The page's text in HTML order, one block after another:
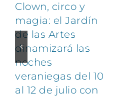
Clown, circo y
magia: el Jardín
de las Artes
dinamizará las
noches
veraniegas del 10
al 12 de julio con